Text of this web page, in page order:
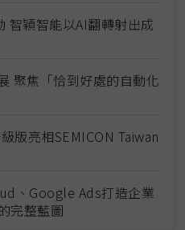
智穎智能以AI翻轉射出成
聚焦「恰到好處的自動化
版亮相SEMICON Taiwan
、Google Ads打造企業
完整藍圖